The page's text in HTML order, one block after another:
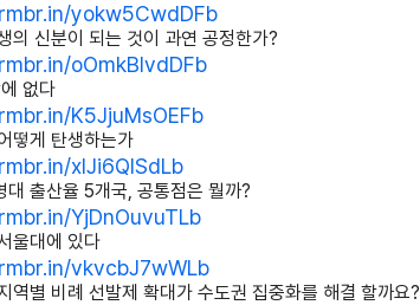
yokw5CwdDFb
의 신분이 되는 것이 과연 공정한가?
oOmkBIvdDFb
없다
K5JjuMsOEFb
떻게 탄생하는가
xIJi6QISdLb
대 출산율 5개국, 공통점은 뭘까?
YjDnOuvuTLb
울대에 있다
vkvcbJ7wWLb
역별 비례 선발제 확대가 수도권 집중화를 해결 할까요?